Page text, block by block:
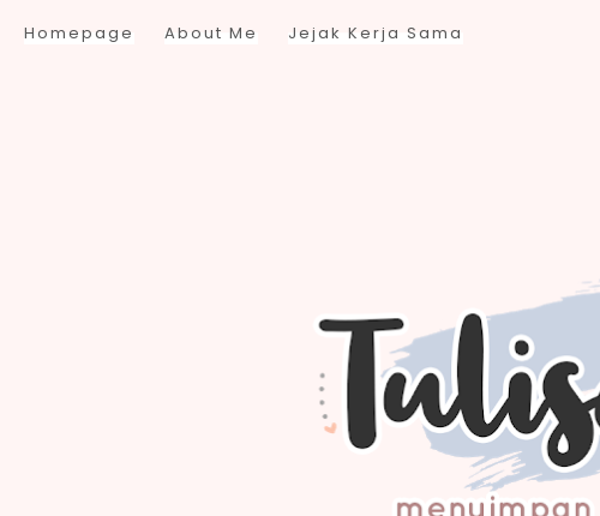
Homepage About Me Jejak Kerja Sama